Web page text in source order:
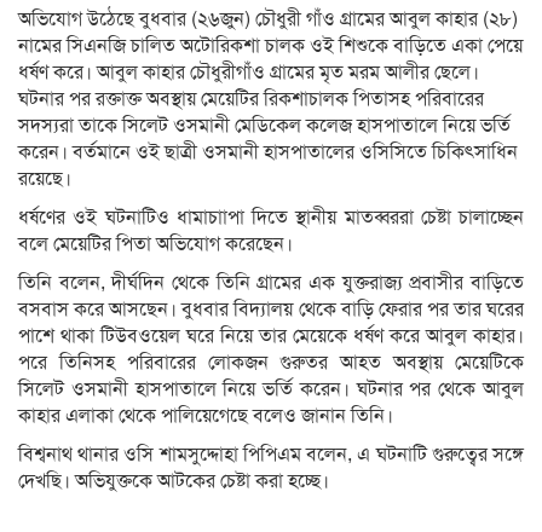
অভিযোগ উঠেছে বুধবার (২৬জুন) চৌধুরী গাঁও গ্রামের আবুল কাহার (২৮)
নামের সিএনজি চালিত অটোরিকশা চালক ওই শিশুকে বাড়িতে একা পেয়ে
ধর্ষণ করে। আবুল কাহার চৌধুরীগাঁও গ্রামের মৃত মরম আলীর ছেলে।
ঘটনার পর রক্তাক্ত অবস্থায় মেয়েটির রিকশাচালক পিতাসহ পরিবারের
সদস্যরা তাকে সিলেট ওসমানী মেডিকেল কলেজ হাসপাতালে নিয়ে ভর্তি
করেন। বর্তমানে ওই ছাত্রী ওসমানী হাসপাতালের ওসিসিতে চিকিৎসাধিন
রয়েছে।
ধর্ষণের ওই ঘটনাটিও ধামাচাাপা দিতে স্থানীয় মাতব্বররা চেষ্টা চালাচ্ছেন
বলে মেয়েটির পিতা অভিযোগ করেছেন।
তিনি বলেন, দীর্ঘদিন থেকে তিনি গ্রামের এক যুক্তরাজ্য প্রবাসীর বাড়িতে
বসবাস করে আসছেন। বুধবার বিদ্যালয় থেকে বাড়ি ফেরার পর তার ঘরের
পাশে থাকা টিউবওয়েল ঘরে নিয়ে তার মেয়েকে ধর্ষণ করে আবুল কাহার।
পরে তিনিসহ পরিবারের লোকজন গুরুতর আহত অবস্থায় মেয়েটিকে
সিলেট ওসমানী হাসপাতালে নিয়ে ভর্তি করেন। ঘটনার পর থেকে আবুল
কাহার এলাকা থেকে পালিয়েগেছে বলেও জানান তিনি।
বিশ্বনাথ থানার ওসি শামসুদ্দোহা পিপিএম বলেন, এ ঘটনাটি গুরুত্বের সঙ্গে
দেখছি। অভিযুক্তকে আটকের চেষ্টা করা হচ্ছে।